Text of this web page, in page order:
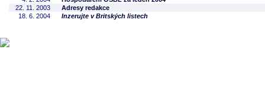
22. 11. 2003
Adresy redakce
18. 6. 2004
Inzerujte v Britských listech